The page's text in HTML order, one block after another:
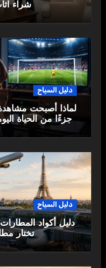
شراء
دليل السياح
لماذا أصبحت مشاهدة
جزءًا من الحياة
دليل السياح
تختار